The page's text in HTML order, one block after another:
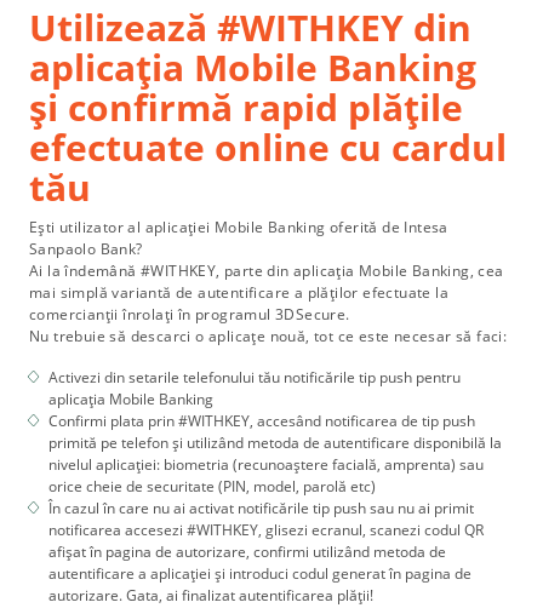
Utilizează #WITHKEY din
aplicația Mobile Banking
și confirmă rapid plățile
efectuate online cu cardul
tău
Ești utilizator al aplicației Mobile Banking oferită de Intesa
Sanpaolo Bank?
Ai la îndemână #WITHKEY, parte din aplicația Mobile Banking, cea
mai simplă variantă de autentificare a plăților efectuate la
comercianții înrolați în programul 3DSecure.
Nu trebuie să descarci o aplicațe nouă, tot ce este necesar să faci:
Activezi din setarile telefonului tău notificările tip push pentru
aplicația Mobile Banking
Confirmi plata prin #WITHKEY, accesând notificarea de tip push
primită pe telefon și utilizând metoda de autentificare disponibilă la
nivelul aplicației: biometria (recunoaștere facială, amprenta) sau
orice cheie de securitate (PIN, model, parolă etc)
În cazul în care nu ai activat notificările tip push sau nu ai primit
notificarea accesezi #WITHKEY, glisezi ecranul, scanezi codul QR
afișat în pagina de autorizare, confirmi utilizând metoda de
autentificare a aplicației și introduci codul generat în pagina de
autorizare. Gata, ai finalizat autentificarea plății!